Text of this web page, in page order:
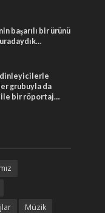
başarılı bir ürünü
dinleyicilerle
grubuyla da
ile bir röportaj…
Müzik